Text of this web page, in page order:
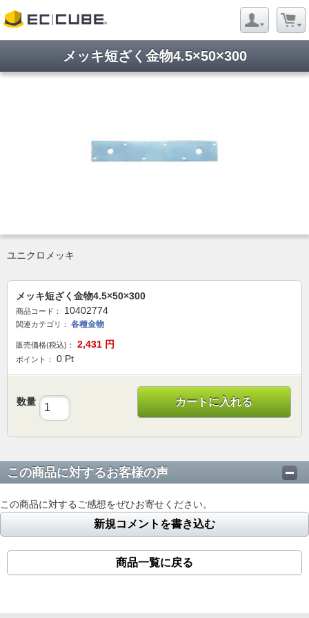
メッキ短ざく金物4.5×50×300
ユニクロメッキ
メッキ短ざく金物4.5×50×300
商品コード： 10402774
関連カテゴリ： 各種金物
販売価格(税込)： 2,431 円
ポイント： 0 Pt
数量 カートに入れる
この商品に対するお客様の声
この商品に対するご感想をぜひお寄せください。
新規コメントを書き込む
商品一覧に戻る